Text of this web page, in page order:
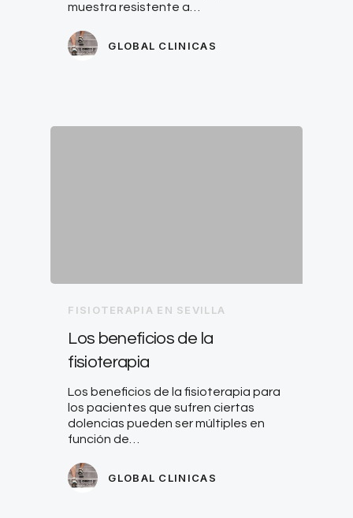
muestra resistente a…
GLOBAL CLINICAS
FISIOTERAPIA EN SEVILLA
Los beneficios de la
fisioterapia
Los beneficios de la fisioterapia para
los pacientes que sufren ciertas
dolencias pueden ser múltiples en
función de…
GLOBAL CLINICAS